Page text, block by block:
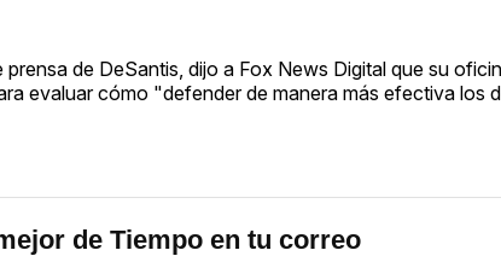
prensa de DeSantis, dijo a Fox News Digital que su
evaluar cómo "defender de manera más efectiva los
de Tiempo en tu correo